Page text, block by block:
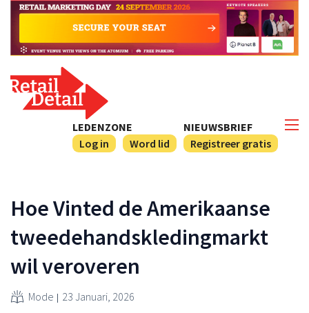
NIEUWSBRIEF
Registreer gratis
LEDENZONE
Log in
Word lid
Hoe Vinted de Amerikaanse
tweedehandskledingmarkt
wil veroveren
Mode 23 Januari, 2026